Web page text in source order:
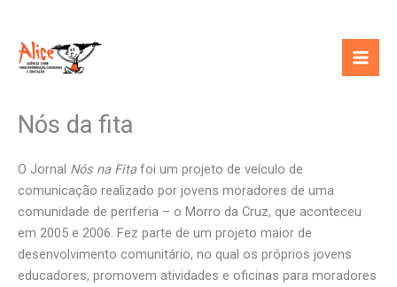
conteúdo
Nós da fita
O Jornal Nós na Fitafoi um projeto de veículo de
comunicação realizado por jovens moradores de uma
comunidade de periferia – o Morro da Cruz, que aconteceu
em 2005 e 2006. Fez parte de um projeto maior de
desenvolvimento comunitário, no qual os próprios jovens
educadores, promovem atividades e oficinas para moradores